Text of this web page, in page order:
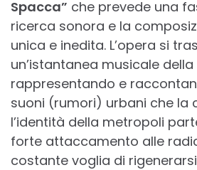
Spacca” che prevede una
ricerca sonora e la
unica e inedita. L’opera si
un’istantanea musicale
rappresentando e
suoni (rumori) urbani che la
l’identità della metropoli
forte attaccamento alle
costante voglia di